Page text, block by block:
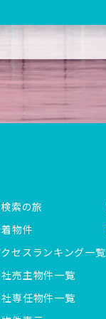
索の旅
物件
セスランキング一覧
売主物件一覧
専任物件一覧